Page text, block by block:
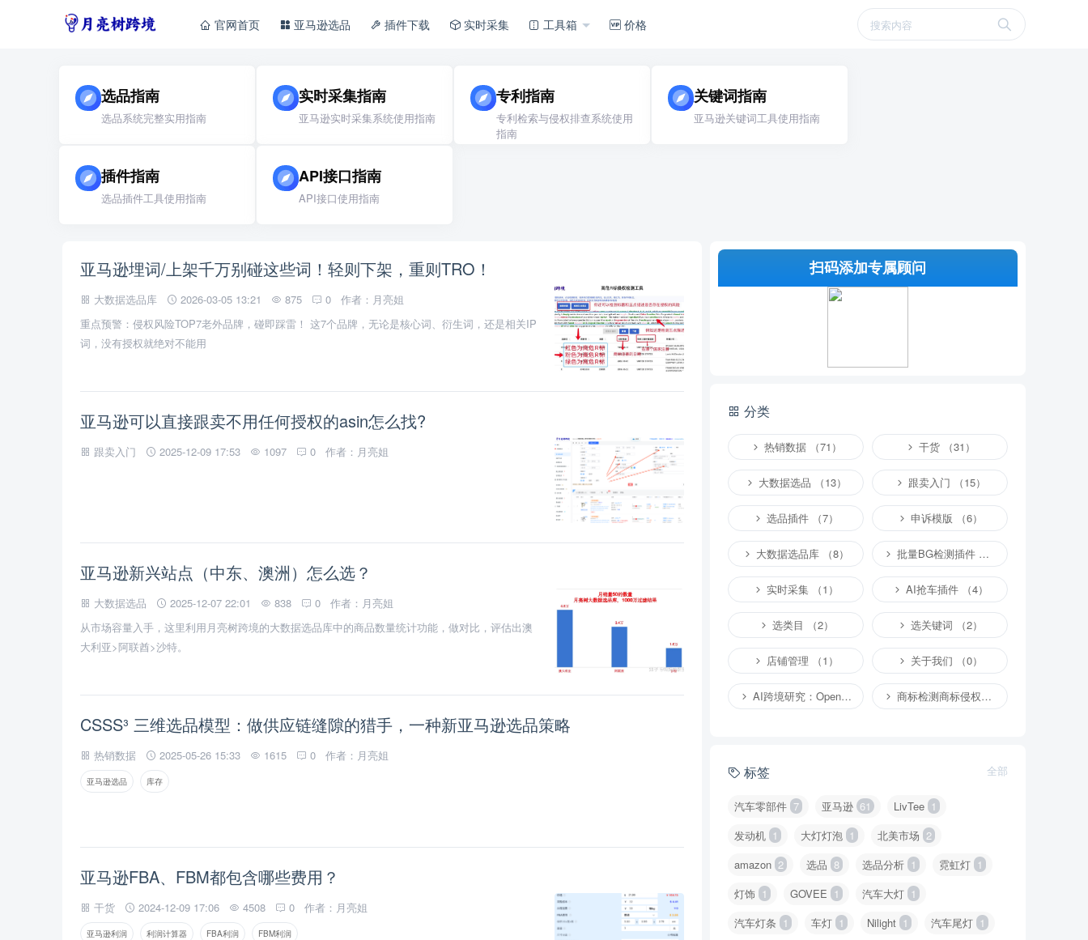
官网首页 亚马逊选品 插件下载 实时采集 工具箱 价格
选品指南
选品系统完整实用指南
实时采集指南
亚马逊实时采集系统使用指南
专利指南
专利检索与侵权排查系统使用
指南
关键词指南
亚马逊关键词工具使用指南
插件指南
选品插件工具使用指南
API接口指南
API接口使用指南
亚马逊埋词/上架千万别碰这些词！轻则下架，重则TRO！
大数据选品库 2026-03-05 13:21 875 0
作者：月亮姐
重点预警：侵权风险TOP7老外品牌，碰即踩雷！ 这7个品牌，无论是核心词、衍生词，还是相关IP
词，没有授权就绝对不能用
亚马逊可以直接跟卖不用任何授权的asin怎么找?
跟卖入门 2025-12-09 17:53 1097 0 作者：月亮姐
亚马逊新兴站点（中东、澳洲）怎么选？
大数据选品 2025-12-07 22:01 838 0
作者：月亮姐
从市场容量入手，这里利用月亮树跨境的大数据选品库中的商品数量统计功能，做对比，评估出澳
大利亚>阿联酋>沙特。
CSSS³ 三维选品模型：做供应链缝隙的猎手，一种新亚马逊选品策略
热销数据 2025-05-26 15:33 1615 0 作者：月亮姐
亚马逊选品 库存
亚马逊FBA、FBM都包含哪些费用？
干货 2024-12-09 17:06 4508 0 作者：月亮姐
亚马逊利润 利润计算器 FBA利润 FBM利润
扫码添加专属顾问
分类
热销数据 （71） 干货 （31）
大数据选品 （13） 跟卖入门 （15）
选品插件 （7） 申诉模版 （6）
大数据选品库 （8） 批量BG检测插件 （4）
实时采集 （1） AI抢车插件 （4）
选类目 （2） 选关键词 （2）
店铺管理 （1） 关于我们 （0）
AI跨境研究：OpenClaw小龙虾等应用 （2） 商标检测商标侵权专栏 （1）
标签 全部
汽车零部件 7 亚马逊 61 LivTee 1
发动机 1 大灯灯泡 1 北美市场 2
amazon 2 选品 8 选品分析 1 霓虹灯 1
灯饰 1 GOVEE 1 汽车大灯 1
汽车灯条 1 车灯 1 Nilight 1 汽车尾灯 1